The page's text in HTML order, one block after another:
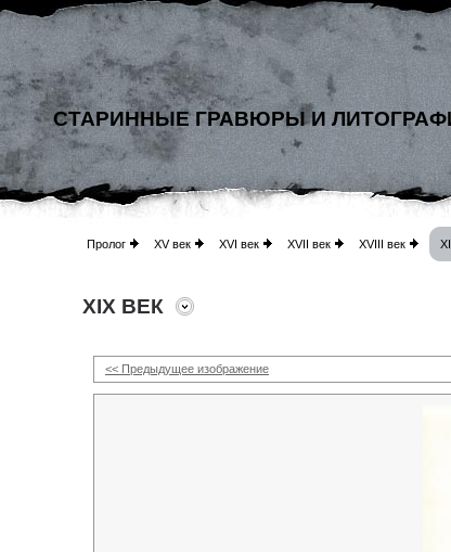
СТАРИННЫЕ ГРАВЮРЫ И
Пролог XV век XVI век XVII век XVIII век
XIX ВЕК
<< Предыдущее изображение